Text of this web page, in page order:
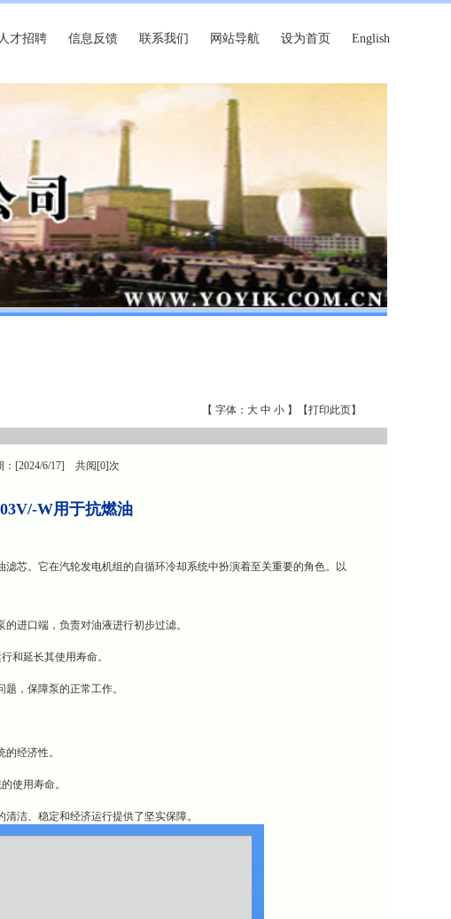
人才招聘 信息反馈 联系我们 网站导航 设为首页 English
【 字体： 大 中 小】【打印此页】
：[2024/6/17] 共阅[0]次
W用于抗燃油
芯。它在汽轮发电机组的自循环冷却系统中扮演着至关重要的角色。以
进口端，负责对油液进行初步过滤。
和延长其使用寿命。
，保障泵的正常工作。
经济性。
使用寿命。
洁、稳定和经济运行提供了坚实保障。